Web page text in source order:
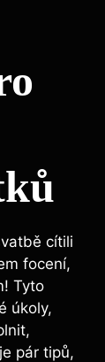
cítili
focení,
Tyto
úkoly,‍
pár⁢ tipů,